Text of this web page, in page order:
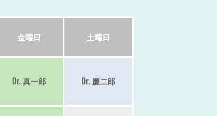
金曜日 土曜日
Dr. 真一郎 Dr. 慶二郎